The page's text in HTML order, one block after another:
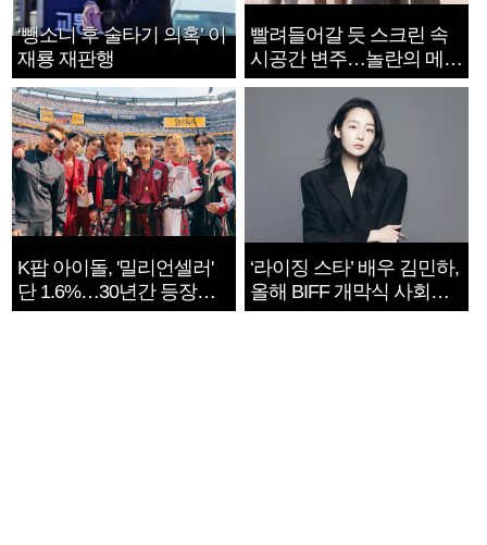
‘뺑소니 후 술타기 의혹’ 이
재룡 재판행
빨려들어갈 듯 스크린 속
시공간 변주…놀란의 메시
지는 ‘전쟁 속죄’
K팝 아이돌, '밀리언셀러'
단 1.6%…30년간 등장
1182개팀 전수조사
‘라이징 스타’ 배우 김민하,
올해 BIFF 개막식 사회자
확정